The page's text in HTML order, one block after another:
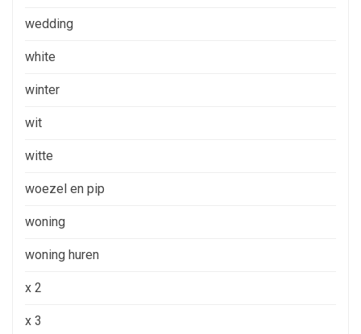
wedding
white
winter
wit
witte
woezel en pip
woning
woning huren
x 2
x 3